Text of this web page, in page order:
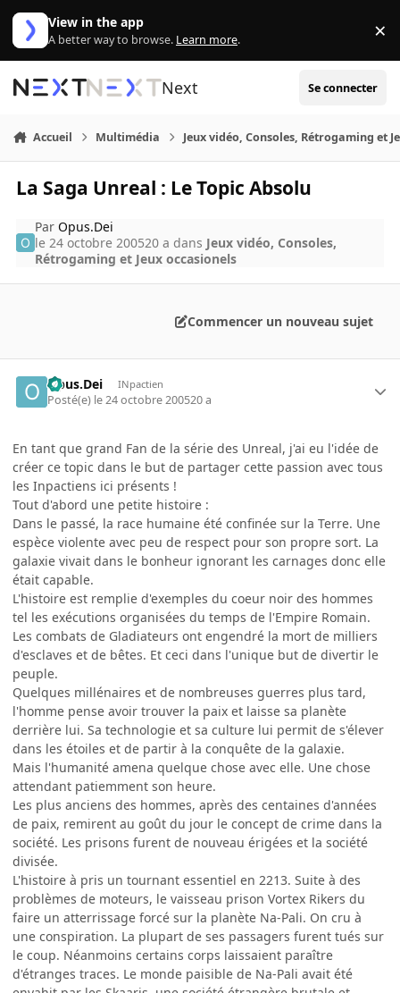
Aller au contenu
View in the app
A better way to browse. Learn more. ×
Next Se connecter
Accueil Multimédia Jeux vidéo, Consoles, Rétrogaming et
La Saga Unreal : Le Topic Absolu
ParOpus.Dei
le 24 octobre 200520 a dans Jeux vidéo, Consoles,
Rétrogaming et Jeux occasionels
Commencer un nouveau sujet
Opus.Dei INpactien
Posté(e) le 24 octobre 200520 a
En tant que grand Fan de la série des Unreal, j'ai eu l'idée de
créer ce topic dans le but de partager cette passion avec tous
les Inpactiens ici présents !
Tout d'abord une petite histoire :
Dans le passé, la race humaine été confinée sur la Terre. Une
espèce violente avec peu de respect pour son propre sort. La
galaxie vivait dans le bonheur ignorant les carnages donc elle
était capable.
L'histoire est remplie d'exemples du coeur noir des hommes
tel les exécutions organisées du temps de l'Empire Romain.
Les combats de Gladiateurs ont engendré la mort de milliers
d'esclaves et de bêtes. Et ceci dans l'unique but de divertir le
peuple.
Quelques millénaires et de nombreuses guerres plus tard,
l'homme pense avoir trouver la paix et laisse sa planète
derrière lui. Sa technologie et sa culture lui permit de s'élever
dans les étoiles et de partir à la conquête de la galaxie.
Mais l'humanité amena quelque chose avec elle. Une chose
attendant patiemment son heure.
Les plus anciens des hommes, après des centaines d'années
de paix, remirent au goût du jour le concept de crime dans la
société. Les prisons furent de nouveau érigées et la société
divisée.
L'histoire à pris un tournant essentiel en 2213. Suite à des
problèmes de moteurs, le vaisseau prison Vortex Rikers du
faire un atterrissage forcé sur la planète Na-Pali. On cru à
une conspiration. La plupart de ses passagers furent tués sur
le coup. Néanmoins certains corps laissaient paraître
d'étranges traces. Le monde paisible de Na-Pali avait été